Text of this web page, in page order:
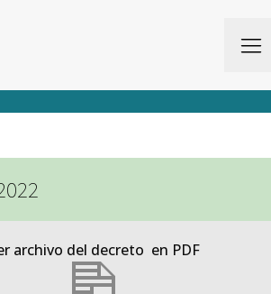
archivo del decreto en PDF